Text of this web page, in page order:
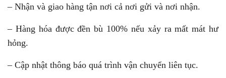
– Nhận và giao hàng tận nơi cả nơi gửi và nơi nhận.
– Hàng hóa được đền bù 100% nếu xảy ra mất mát hư
hỏng.
– Cập nhật thông báo quá trình vận chuyển liên tục.